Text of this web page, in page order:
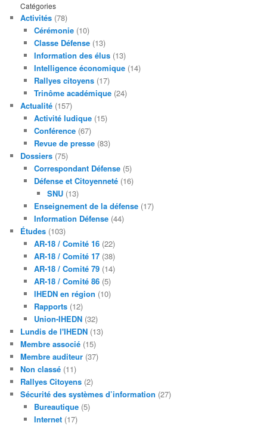
Catégories
Activités (78)
Cérémonie(10)
Classe Défense(13)
Information des élus(13)
Intelligence économique(14)
Rallyes citoyens(17)
Trinôme académique(24)
Actualité (157)
Activité ludique(15)
Conférence(67)
Revue de presse(83)
Dossiers (75)
Correspondant Défense(5)
Défense et Citoyenneté(16)
SNU (13)
Enseignement de la défense(17)
Information Défense(44)
Études (103)
AR-18 / Comité 16(22)
AR-18 / Comité 17(38)
AR-18 / Comité 79(14)
AR-18 / Comité 86(5)
IHEDN en région (10)
Rapports(12)
Union-IHEDN(32)
Lundis de l'IHEDN (13)
Membre associé (15)
Membre auditeur (37)
Non classé (11)
Rallyes Citoyens (2)
Sécurité des systèmes d’information (27)
Bureautique(5)
Internet(17)